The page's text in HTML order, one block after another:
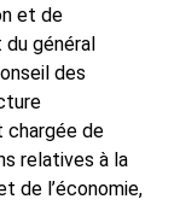
et de
général
des
chargée de
relatives à la
de l’économie,